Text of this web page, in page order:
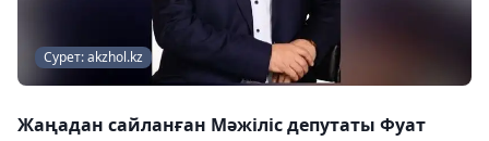
Сурет: akzhol.kz
Жаңадан сайланған Мәжіліс депутаты Фуат